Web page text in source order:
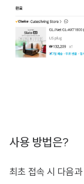
사용 방법은?
최초 접속 시 다음